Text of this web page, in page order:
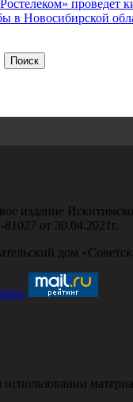
проведет
в Новосибирской
Поиск
издание
от 30.04.2021г.
дом